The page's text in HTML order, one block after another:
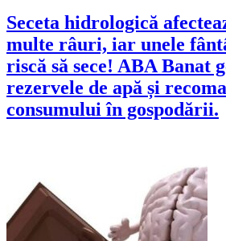
Seceta hidrologică
multe râuri, iar unele
riscă să sece! ABA Banat
rezervele de apă și
consumului în gospodării.